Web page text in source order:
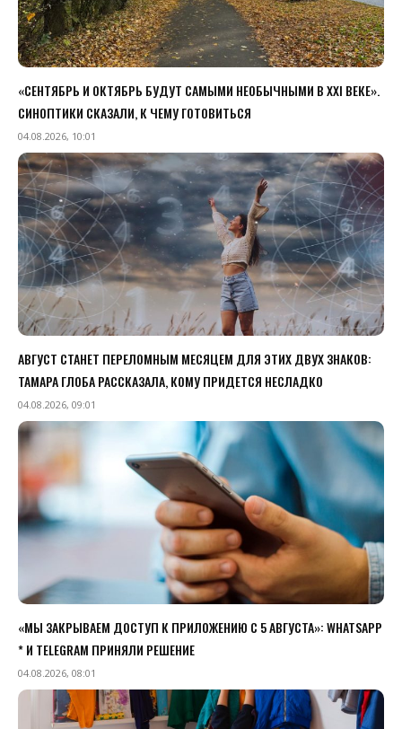
«СЕНТЯБРЬ И ОКТЯБРЬ БУДУТ САМЫМИ НЕОБЫЧНЫМИ В XXI ВЕКЕ».
СИНОПТИКИ СКАЗАЛИ, К ЧЕМУ ГОТОВИТЬСЯ
04.08.2026, 10:01
АВГУСТ СТАНЕТ ПЕРЕЛОМНЫМ МЕСЯЦЕМ ДЛЯ ЭТИХ ДВУХ ЗНАКОВ:
ТАМАРА ГЛОБА РАССКАЗАЛА, КОМУ ПРИДЕТСЯ НЕСЛАДКО
04.08.2026, 09:01
«МЫ ЗАКРЫВАЕМ ДОСТУП К ПРИЛОЖЕНИЮ C 5 АВГУСТА»: WHATSAPP
* И TELEGRAM ПРИНЯЛИ РЕШЕНИЕ
04.08.2026, 08:01